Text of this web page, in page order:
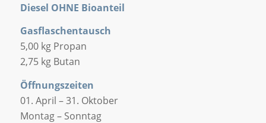
Diesel OHNE Bioanteil
Gasflaschentausch
5,00 kg Propan
2,75 kg Butan
Öffnungszeiten
01. April – 31. Oktober
Montag – Sonntag